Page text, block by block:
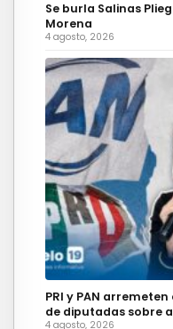
Se burla Salinas
Morena
4 agosto, 2026
PRI y PAN
de diputadas sobre
4 agosto, 2026